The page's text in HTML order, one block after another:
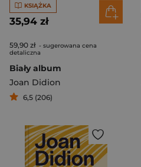
KSIĄŻKA
35,94 zł
59,90 zł - sugerowana cena
detaliczna
Biały album
Joan Didion
6,5 (206)